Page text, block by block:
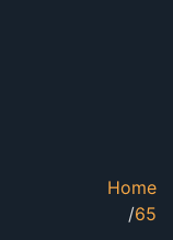
Home
65